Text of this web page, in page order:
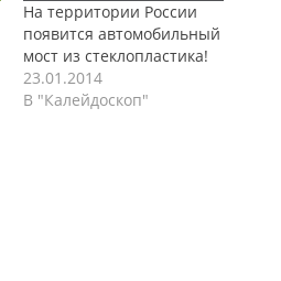
На территории России
появится автомобильный
мост из стеклопластика!
23.01.2014
В "Калейдоскоп"